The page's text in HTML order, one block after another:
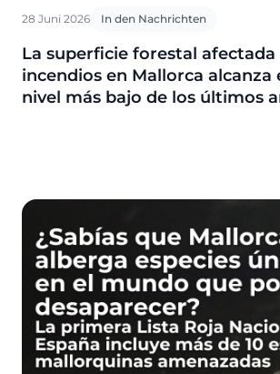
28 Juni 2026 In den Nachrichten
La superficie forestal afectada
incendios en Mallorca alcanza
nivel más bajo de los últimos